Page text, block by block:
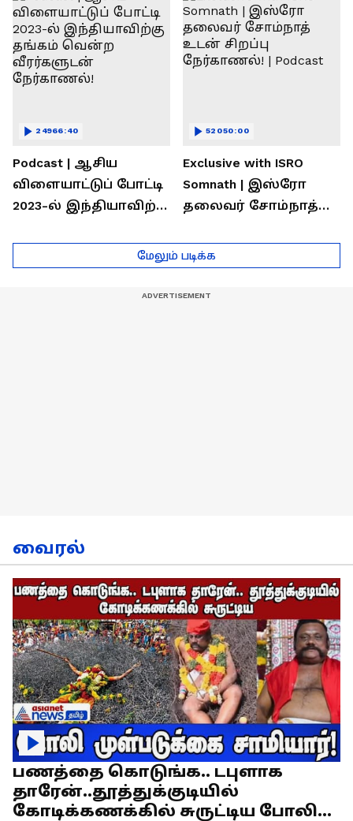
Podcast | ஆசிய
விளையாட்டுப் போட்டி
2023-ல் இந்தியாவிற்கு
வீரர்களுடன்
நேர்காணல்!
24966:40
Exclusive with ISRO
Somnath | இஸ்ரோ
தலைவர் சோம்நாத்
நேர்காணல்! | Podcast
52050:00
மேலும் படிக்க
வைரல்
பணத்தை கொடுங்க.. டபுளாக
தாரேன்..தூத்துக்குடியில்
கோடிக்கணக்கில் சுருட்டிய போலி